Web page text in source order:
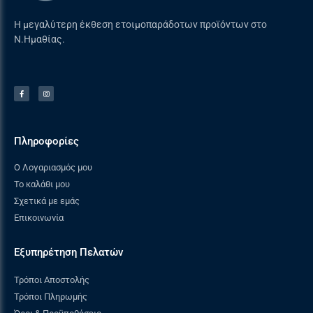
Η μεγαλύτερη έκθεση ετοιμοπαράδοτων προϊόντων στο
Ν.Ημαθίας.
Πληροφορίες
Ο Λογαριασμός μου
Το καλάθι μου
Σχετικά με εμάς
Επικοινωνία
Εξυπηρέτηση Πελατών
Τρόποι Αποστολής
Τρόποι Πληρωμής